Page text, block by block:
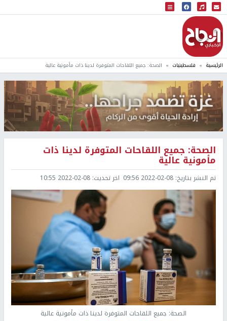
البث المباشر
إذاعة النجاح
الرئيسية فلسطينيات الصحة: جميع اللقاحات المتوفرة لدينا ذات مأمونية عالية
الصحة: جميع اللقاحات المتوفرة لدينا ذات
مأمونية عالية
تم النشر بتاريخ: 2022-02-08 09:56 اخر تحديث: 2022-02-08 10:55
الصحة: جميع اللقاحات المتوفرة لدينا ذات مأمونية عالية